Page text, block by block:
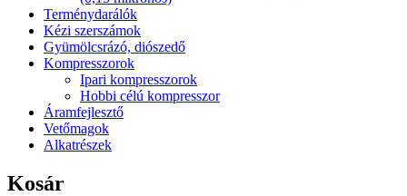
Terménydarálók
Kézi szerszámok
Gyümölcsrázó, diószedő
Kompresszorok
Ipari kompresszorok
Hobbi célú kompresszor
Áramfejlesztő
Vetőmagok
Alkatrészek
Kosár